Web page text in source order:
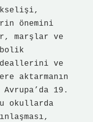
önemini
marşlar ve
ve
aktarmanın
19.
okullarda